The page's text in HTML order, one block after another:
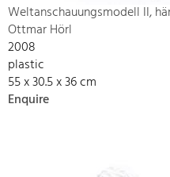
Weltanschauungsmodell II,
Ottmar Hörl
2008
plastic
55 x 30.5 x 36 cm
Enquire